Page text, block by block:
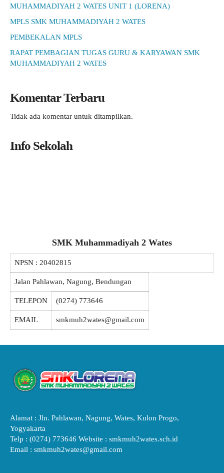
MUHAMMADIYAH 2 WATES UNIT 1 (LORENA)
MPLS SMK MUHAMMADIYAH 2 WATES
PEMBEKALAN MPLS
RAPAT PEMBAGIAN TUGAS GURU & KARYAWAN SMK
MUHAMMADIYAH 2 WATES
Komentar Terbaru
Tidak ada komentar untuk ditampilkan.
Info Sekolah
SMK Muhammadiyah 2 Wates
NPSN : 20402815
Jalan Pahlawan, Nagung, Bendungan
TELEPON (0274) 773646
EMAIL smkmuh2wates@gmail.com
Alamat : Jln. Pahlawan, Nagung, Wates, Kulon Progo,
Yogyakarta
Telp : (0274) 773646 Website : smkmuh2wates.sch.id
Email : smkmuh2wates@gmail.com